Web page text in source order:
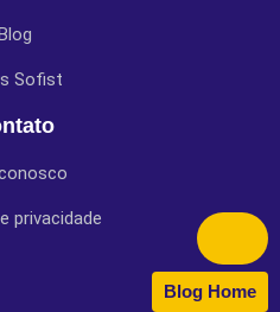
Sofist
privacidade
Blog Home